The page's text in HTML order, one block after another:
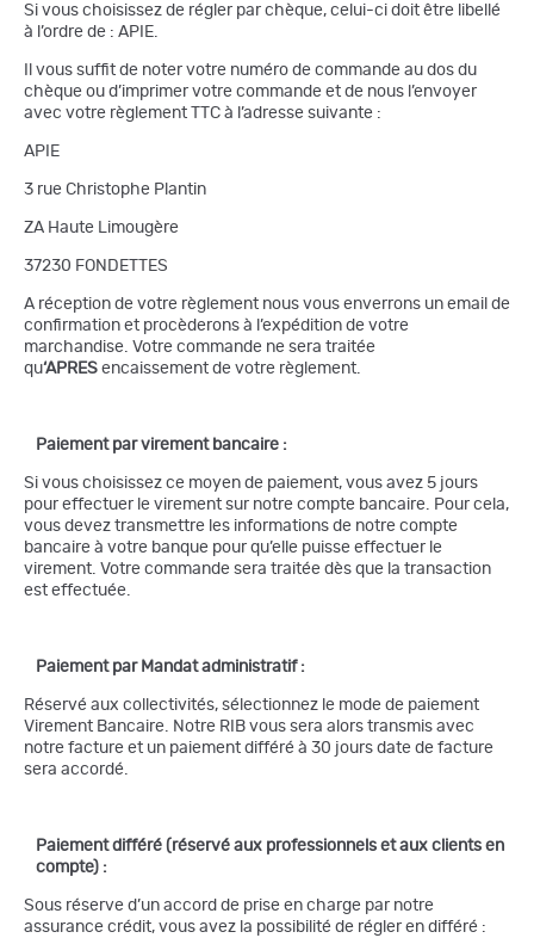
Si vous choisissez de régler par chèque, celui-ci doit être libellé
à l’ordre de : APIE.
Il vous suffit de noter votre numéro de commande au dos du
chèque ou d’imprimer votre commande et de nous l’envoyer
avec votre règlement TTC à l’adresse suivante :
APIE
3 rue Christophe Plantin
ZA Haute Limougère
37230 FONDETTES
A réception de votre règlement nous vous enverrons un email de
confirmation et procèderons à l’expédition de votre
marchandise. Votre commande ne sera traitée
qu‘APRES encaissement de votre règlement.
Paiement par virement bancaire :
Si vous choisissez ce moyen de paiement, vous avez 5 jours
pour effectuer le virement sur notre compte bancaire. Pour cela,
vous devez transmettre les informations de notre compte
bancaire à votre banque pour qu’elle puisse effectuer le
virement. Votre commande sera traitée dès que la transaction
est effectuée.
Paiement par Mandat administratif :
Réservé aux collectivités, sélectionnez le mode de paiement
Virement Bancaire. Notre RIB vous sera alors transmis avec
notre facture et un paiement différé à 30 jours date de facture
sera accordé.
Paiement différé (réservé aux professionnels et aux clients en
compte) :
Sous réserve d’un accord de prise en charge par notre
assurance crédit, vous avez la possibilité de régler en différé :